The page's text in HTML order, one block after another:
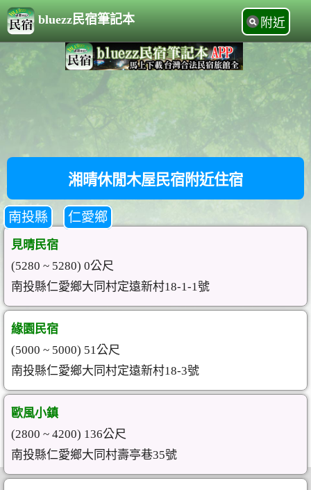
bluezz民宿筆記本 附近
湘晴休閒木屋民宿附近住宿
南投縣 仁愛鄉
見晴民宿
(5280 ~ 5280) 0公尺
南投縣仁愛鄉大同村定遠新村18-1-1號
緣園民宿
(5000 ~ 5000) 51公尺
南投縣仁愛鄉大同村定遠新村18-3號
歐風小鎮
(2800 ~ 4200) 136公尺
南投縣仁愛鄉大同村壽亭巷35號